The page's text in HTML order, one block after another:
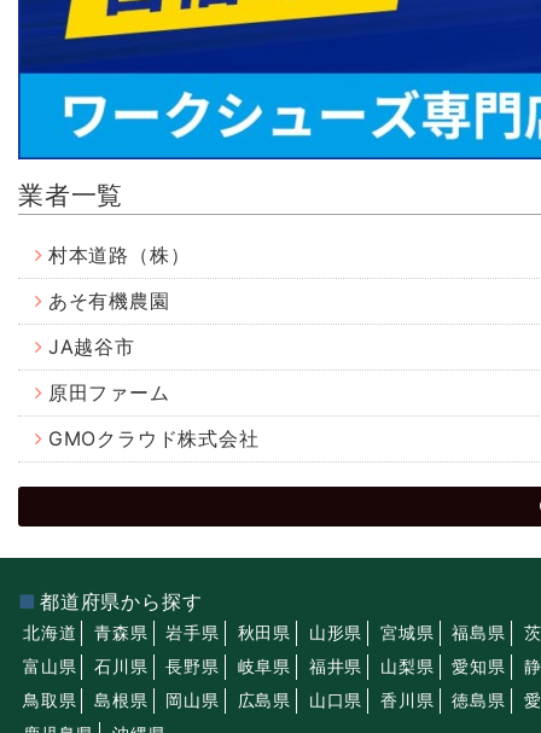
業者一覧
村本道路（株）
あそ有機農園
JA越谷市
原田ファーム
GMOクラウド株式会社
都道府県から探す
北海道 青森県 岩手県 秋田県 山形県 宮城県 福島県
富山県
石川県 長野県 岐阜県 福井県 山梨県 愛知県
鳥取県
島根県 岡山県 広島県 山口県 香川県 徳島県